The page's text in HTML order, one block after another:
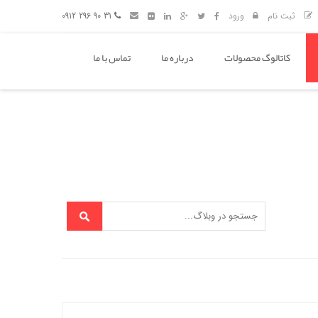
ثبت نام ورود
کاتالوگ محصولات درباره ما تماس با ما